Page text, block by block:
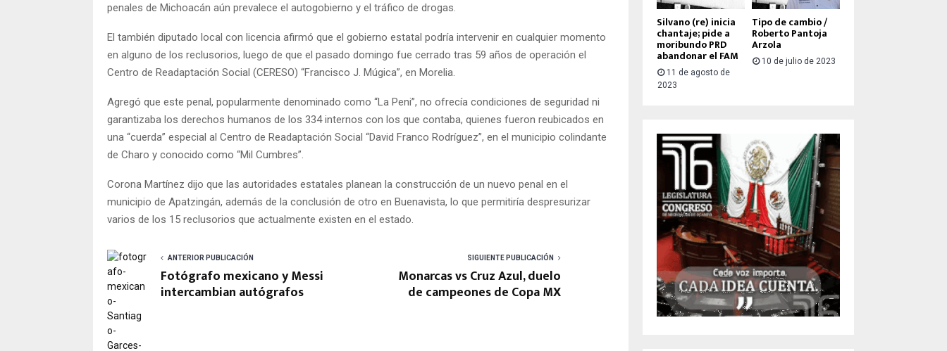
penales de Michoacán aún prevalece el autogobierno y el tráfico de drogas.
El también diputado local con licencia afirmó que el gobierno estatal podría intervenir en cualquier momento
en alguno de los reclusorios, luego de que el pasado domingo fue cerrado tras 59 años de operación el
Centro de Readaptación Social (CERESO) “Francisco J. Múgica”, en Morelia.
Agregó que este penal, popularmente denominado como “La Peni”, no ofrecía condiciones de seguridad ni
garantizaba los derechos humanos de los 334 internos con los que contaba, quienes fueron reubicados en
una “cuerda” especial al Centro de Readaptación Social “David Franco Rodríguez”, en el municipio colindante
de Charo y conocido como “Mil Cumbres”.
Corona Martínez dijo que las autoridades estatales planean la construcción de un nuevo penal en el
municipio de Apatzingán, además de la conclusión de otro en Buenavista, lo que permitiría despresurizar
varios de los 15 reclusorios que actualmente existen en el estado.
ANTERIOR PUBLICACIÓN
Fotógrafo mexicano y Messi
intercambian autógrafos
SIGUIENTE PUBLICACIÓN
Monarcas vs Cruz Azul, duelo
de campeones de Copa MX
Silvano (re) inicia
chantaje; pide a
moribundo PRD
abandonar el FAM
11 de agosto de
2023
Tipo de cambio /
Roberto Pantoja
Arzola
10 de julio de 2023